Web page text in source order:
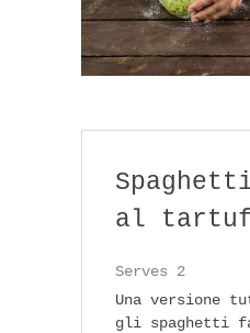
al
Serves 2
Una versione
gli spaghetti